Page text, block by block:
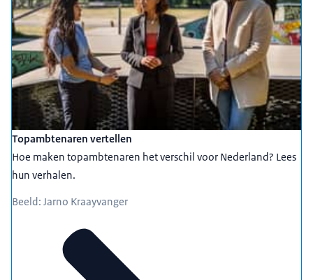
Topambtenaren vertellen
Hoe maken topambtenaren het verschil voor Nederland? Lees
hun verhalen.
Beeld: Jarno Kraayvanger